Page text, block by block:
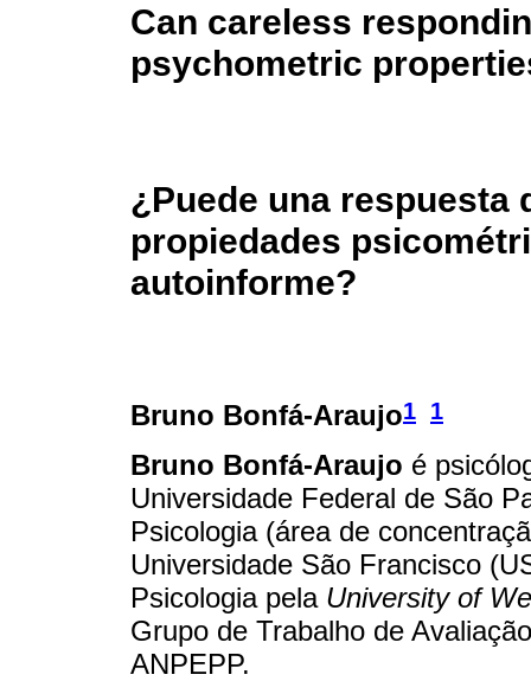
Can careless
psychometric
¿Puede una
propiedades
autoinforme?
Bruno Bonfá-Araujo1 1
Bruno Bonfá-Araujo é
Universidade Federal de São
Psicologia (área de
Universidade São Francisco
Psicologia pela University of
Grupo de Trabalho de
ANPEPP.